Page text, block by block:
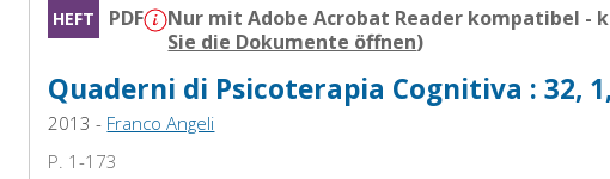
HEFT PDF Nur mit Adobe Acrobat Reader kompatibel -
Sie die Dokumente öffnen)
Quaderni di Psicoterapia Cognitiva : 32,
2013 - Franco Angeli
P. 1-173